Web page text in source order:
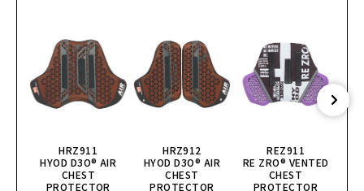
HRZ911
HYOD D3O® AIR
CHEST
PROTECTOR
HRZ912
HYOD D3O® AIR
CHEST
PROTECTOR
REZ911
RE ZRO® VENTED
CHEST
PROTECTOR